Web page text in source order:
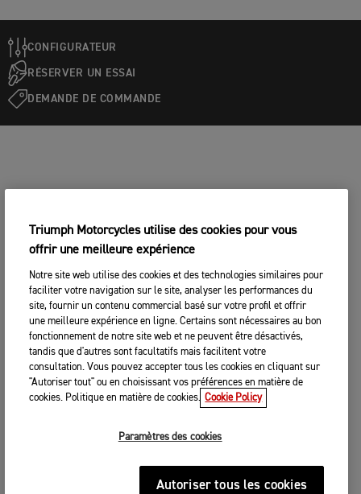
CONFIGURATEUR
RÉSERVER UN ESSAI
DEMANDE DE COMMANDE
Triumph Motorcycles utilise des cookies pour vous
offrir une meilleure expérience
Notre site web utilise des cookies et des technologies similaires pour
faciliter votre navigation sur le site, analyser les performances du
site, fournir un contenu commercial basé sur votre profil et offrir
une meilleure expérience en ligne. Certains sont nécessaires au bon
fonctionnement de notre site web et ne peuvent être désactivés,
tandis que d'autres sont facultatifs mais facilitent votre
consultation. Vous pouvez accepter tous les cookies en cliquant sur
"Autoriser tout" ou en choisissant vos préférences en matière de
cookies. Politique en matière de cookies. Cookie Policy
Paramètres des cookies
Autoriser tous les cookies